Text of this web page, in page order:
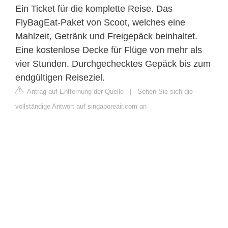
Ein Ticket für die komplette Reise. Das
FlyBagEat-Paket von Scoot, welches eine
Mahlzeit, Getränk und Freigepäck beinhaltet.
Eine kostenlose Decke für Flüge von mehr als
vier Stunden. Durchgechecktes Gepäck bis zum
endgültigen Reiseziel.
Antrag auf Entfernung der Quelle
Sehen Sie sich die
vollständige Antwort auf singaporeair.com an